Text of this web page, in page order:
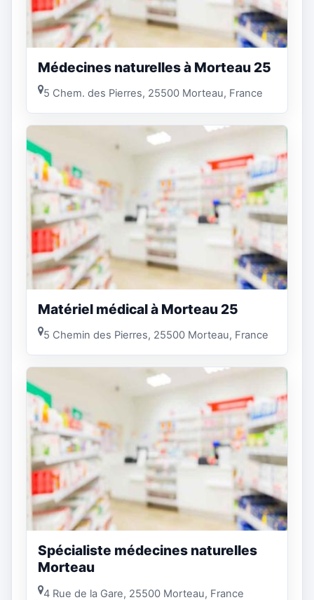
Médecines naturelles à Morteau 25
5 Chem. des Pierres, 25500 Morteau, France
Matériel médical à Morteau 25
5 Chemin des Pierres, 25500 Morteau, France
Spécialiste médecines naturelles
Morteau
4 Rue de la Gare, 25500 Morteau, France